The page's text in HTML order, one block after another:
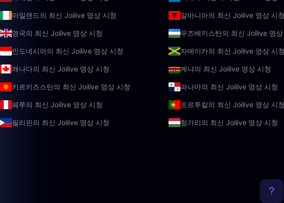
아일랜드의 최신 Joilive 영상 시청 알바니아의 최신 Joilive 영상 시청
영국의 최신 Joilive 영상 시청 우즈베키스탄의 최신 Joilive 영상
인도네시아의 최신 Joilive 영상 시청 자메이카의 최신 Joilive 영상 시청
캐나다의 최신 Joilive 영상 시청 케냐의 최신 Joilive 영상 시청
키르키즈스탄의 최신 Joilive 영상 시청 파나마의 최신 Joilive 영상 시청
페루의 최신 Joilive 영상 시청 포르투칼의 최신 Joilive 영상 시청
필리핀의 최신 Joilive 영상 시청 헝가리의 최신 Joilive 영상 시청